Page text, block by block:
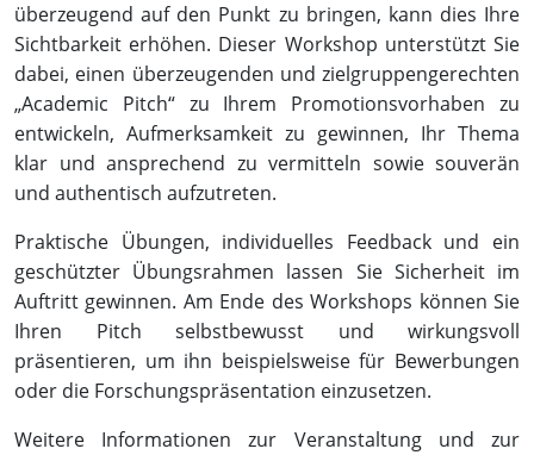
überzeugend auf den Punkt zu bringen, kann dies Ihre
Sichtbarkeit erhöhen. Dieser Workshop unterstützt Sie
dabei, einen überzeugenden und zielgruppengerechten
„Academic Pitch“ zu Ihrem Promotionsvorhaben zu
entwickeln, Aufmerksamkeit zu gewinnen, Ihr Thema
klar und ansprechend zu vermitteln sowie souverän
und authentisch aufzutreten.
Praktische Übungen, individuelles Feedback und ein
geschützter Übungsrahmen lassen Sie Sicherheit im
Auftritt gewinnen. Am Ende des Workshops können Sie
Ihren Pitch selbstbewusst und wirkungsvoll
präsentieren, um ihn beispielsweise für Bewerbungen
oder die Forschungspräsentation einzusetzen.
Weitere Informationen zur Veranstaltung und zur